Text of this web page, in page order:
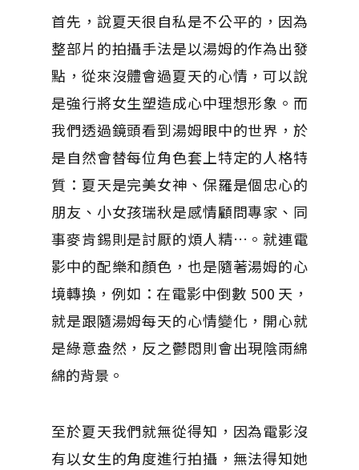
首先，說夏天很自私是不公平的，因為
整部片的拍攝手法是以湯姆的作為出發
點，從來沒體會過夏天的心情，可以說
是強行將女生塑造成心中理想形象。而
我們透過鏡頭看到湯姆眼中的世界，於
是自然會替每位角色套上特定的人格特
質：夏天是完美女神、保羅是個忠心的
朋友、小女孩瑞秋是感情顧問專家、同
事麥肯錫則是討厭的煩人精…。就連電
影中的配樂和顏色，也是隨著湯姆的心
境轉換，例如：在電影中倒數 500 天，
就是跟隨湯姆每天的心情變化，開心就
是綠意盎然，反之鬱悶則會出現陰雨綿
綿的背景。
至於夏天我們就無從得知，因為電影沒
有以女生的角度進行拍攝，無法得知她